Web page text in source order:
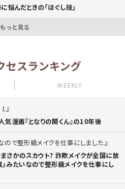
悩んだときの「ほぐし技」
もっと見る
セスランキング
WEEKLY
1
気漫画『となりの関くん』の10年後
ので整形級メイクを仕事にしました
まさかのスカウト? 詐欺メイクが全国に放
みたいなので整形級メイクを仕事にし